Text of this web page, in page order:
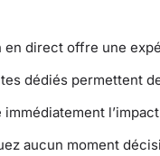
en direct offre une
dédiés permettent
aucun moment